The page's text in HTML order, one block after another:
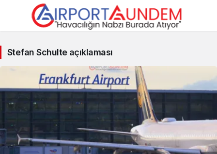
Schulte
açıklaması
Haberleri
Stefan Schulte açıklaması